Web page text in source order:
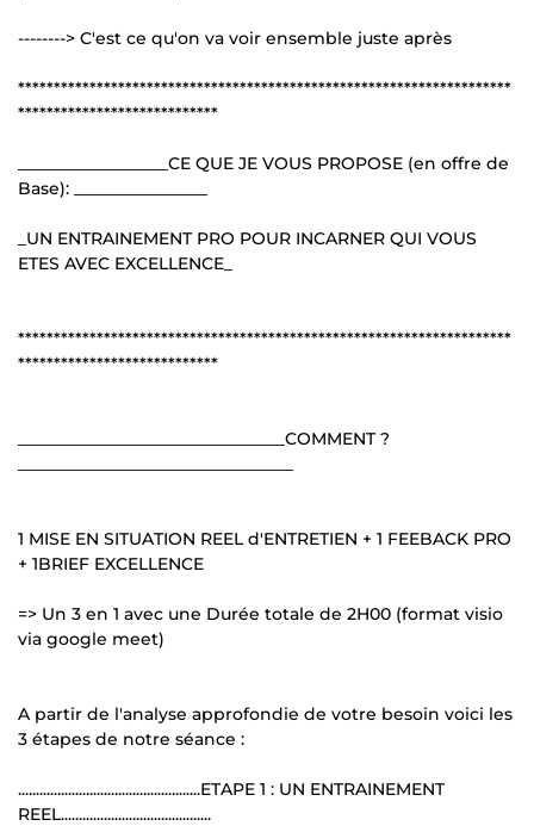
--------> C'est ce qu'on va voir ensemble juste après
*********************************************************************
****************************
__________________CE QUE JE VOUS PROPOSE (en offre de
Base): ________________
_UN ENTRAINEMENT PRO POUR INCARNER QUI VOUS
ETES AVEC EXCELLENCE_
*********************************************************************
****************************
________________________________COMMENT ?
1 MISE EN SITUATION REEL d'ENTRETIEN + 1 FEEBACK PRO
+ 1BRIEF EXCELLENCE
=> Un 3 en 1 avec une Durée totale de 2H00 (format visio
via google meet)
A partir de l'analyse approfondie de votre besoin voici les
3 étapes de notre séance :
...................................................ETAPE 1 : UN ENTRAINEMENT
REEL..........................................